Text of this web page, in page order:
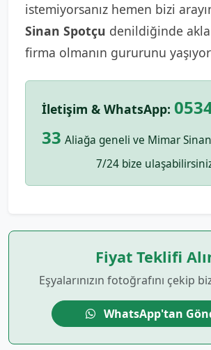
istemiyorsanız hemen bizi
Sinan Spotçu denildiğinde
firma olmanın gururunu
İletişim & WhatsApp:
33 Aliağa geneli ve Mimar
7/24 bize
Fiyat Teklifi
Eşyalarınızın fotoğrafını çekip
WhatsApp'tan